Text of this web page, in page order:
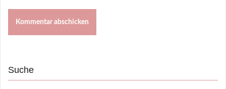
Suche